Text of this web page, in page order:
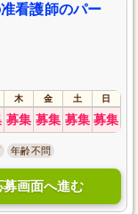
看護師のパー
木 金 土 日
募集 募集 募集 募集
年齢不問
募画面へ進む